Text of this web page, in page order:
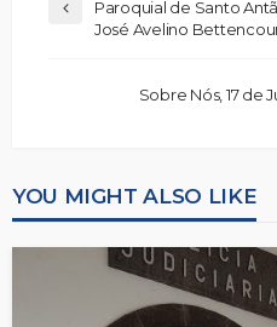
Paroquial de Santo
José Avelino
Sobre Nós, 17 de
YOU MIGHT ALSO LIKE